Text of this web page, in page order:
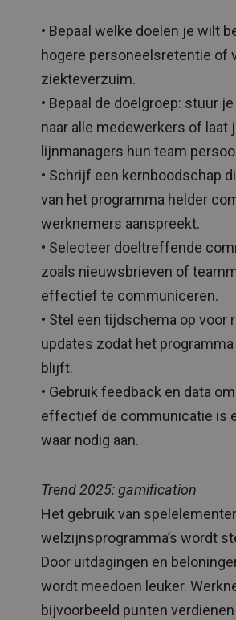
• Bepaal welke doelen je wilt
hogere personeelsretentie of
ziekteverzuim.
• Bepaal de doelgroep: stuur
naar alle medewerkers of laat
lijnmanagers hun team
• Schrijf een kernboodschap
van het programma helder
werknemers aanspreekt.
• Selecteer doeltreffende
zoals nieuwsbrieven of
effectief te communiceren.
• Stel een tijdschema op voor
updates zodat het
blijft.
• Gebruik feedback en data
effectief de communicatie is
waar nodig aan.
Trend 2025: gamification
Het gebruik van
welzijnsprogramma’s wordt
Door uitdagingen en
wordt meedoen leuker.
bijvoorbeeld punten